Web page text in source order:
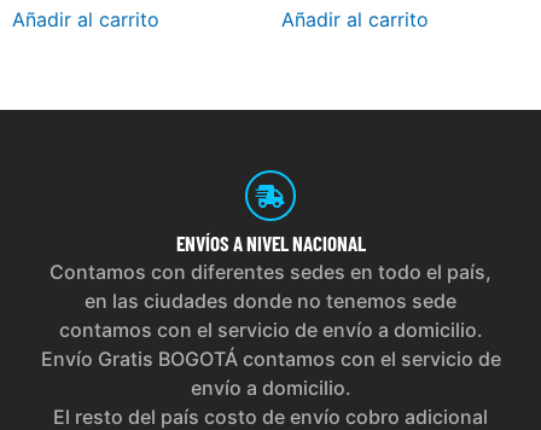
Añadir al carrito Añadir al carrito
ENVÍOS A NIVEL NACIONAL
Contamos con diferentes sedes en todo el país,
en las ciudades donde no tenemos sede
contamos con el servicio de envío a domicilio.
Envío Gratis BOGOTÁ contamos con el servicio de
envío a domicilio.
El resto del país costo de envío cobro adicional